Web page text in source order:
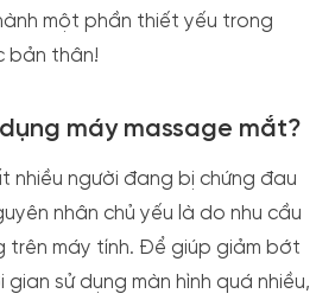
một phần thiết yếu trong
bản thân!
máy massage mắt?
nhiều người đang bị chứng đau
nhân chủ yếu là do nhu cầu
trên máy tính. Để giúp giảm bớt
sử dụng màn hình quá nhiều,